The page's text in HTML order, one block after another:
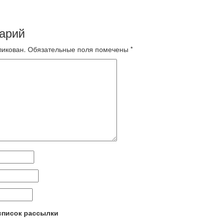
Обязательные поля помечены *
рассылки